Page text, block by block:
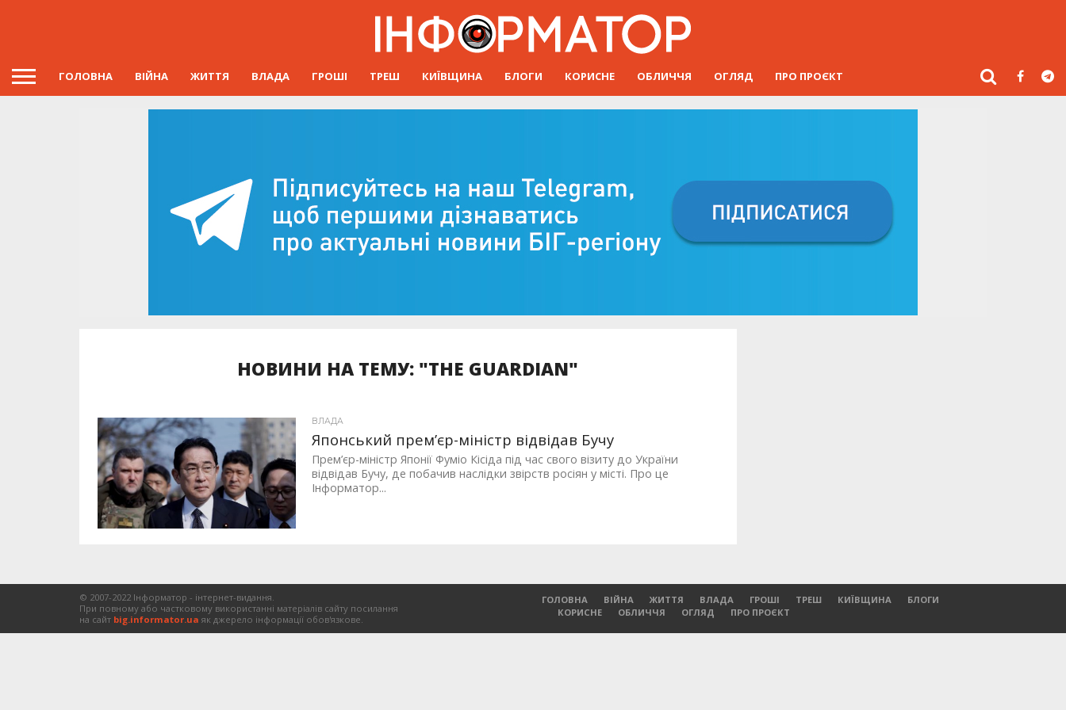
ГОЛОВНА ВІЙНА ЖИТТЯ ВЛАДА ГРОШІ ТРЕШ КИЇВЩИНА БЛОГИ КОРИСНЕ ОБЛИЧЧЯ ОГЛЯД ПРО ПРОЄКТ
НОВИНИ НА ТЕМУ: "THE GUARDIAN"
ВЛАДА
Японський прем’єр-міністр відвідав Бучу
Прем’єр-міністр Японії Фуміо Кісіда під час свого візиту до України
відвідав Бучу, де побачив наслідки звірств росіян у місті. Про це
Інформатор...
ГОЛОВНА ВІЙНА ЖИТТЯ ВЛАДА ГРОШІ ТРЕШ КИЇВЩИНА
БЛОГИ
КОРИСНЕ
ОБЛИЧЧЯ ОГЛЯД ПРО ПРОЄКТ
© 2007-2022 Інформатор - інтернет-видання.
При повному або частковому використанні матеріалів сайту посилання
на сайт big.informator.ua як джерело інформації обов'язкове.